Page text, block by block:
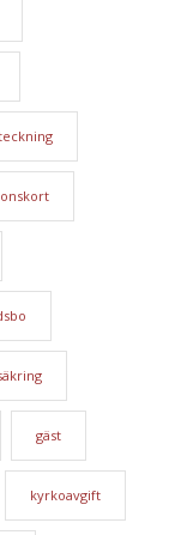
gäst
kyrkoavgift